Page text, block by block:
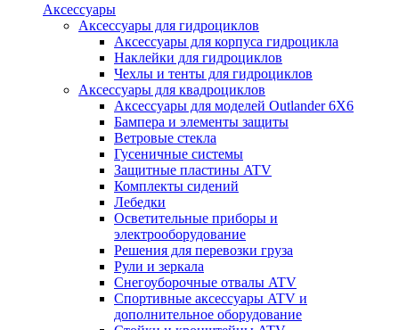
Аксессуары
Аксессуары для гидроциклов
Аксессуары для корпуса гидроцикла
Наклейки для гидроциклов
Чехлы и тенты для гидроциклов
Аксессуары для квадроциклов
Аксессуары для моделей Outlander 6X6
Бампера и элементы защиты
Ветровые стекла
Гусеничные системы
Защитные пластины ATV
Комплекты сидений
Лебедки
Осветительные приборы и
электрооборудование
Решения для перевозки груза
Рули и зеркала
Снегоуборочные отвалы ATV
Спортивные аксессуары ATV и
дополнительное оборудование